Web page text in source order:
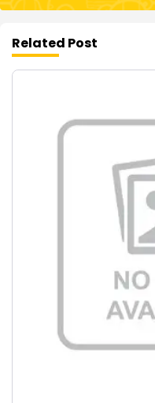
Related Post